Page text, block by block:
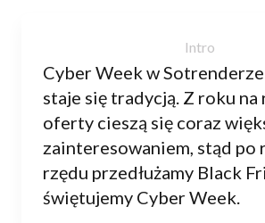
Cyber Week w
staje się tradycją. Z roku na
oferty cieszą się coraz
zainteresowaniem, stąd po
rzędu przedłużamy Black
świętujemy Cyber Week.